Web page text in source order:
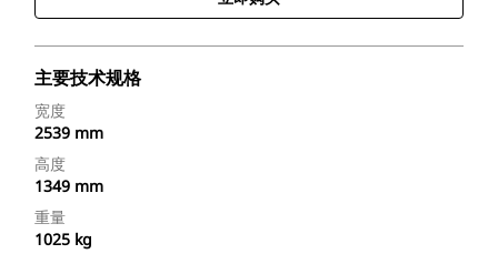
主要技术规格
宽度
2539 mm
高度
1349 mm
重量
1025 kg